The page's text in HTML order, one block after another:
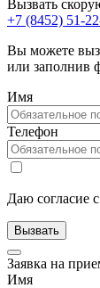
Вызвать
+7 (8452) 51-
Вы можете
или заполнив
Имя
Телефон
Даю согласие
Заявка на
Имя